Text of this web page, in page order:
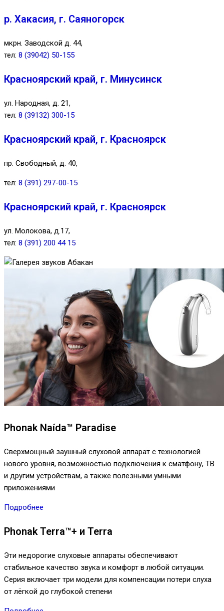
р. Хакасия, г. Саяногорск
мкрн. Заводской д. 44,
тел: 8 (39042) 50-155
Красноярский край, г. Минусинск
ул. Народная, д. 21,
тел: 8 (39132) 300-15
Красноярский край, г. Красноярск
пр. Свободный, д. 40,
тел: 8 (391) 297-00-15
Красноярский край, г. Красноярск
ул. Молокова, д.17,
тел: 8 (391) 200 44 15
Phonak Naída™ Paradise
Сверхмощный заушный слуховой аппарат с технологией
нового уровня, возможностью подключения к сматфону, ТВ
и другим устройствам, а также полезными умными
приложениями
Подробнее
Phonak Terra™+ и Terra
Эти недорогие слуховые аппараты обеспечивают
стабильное качество звука и комфорт в любой ситуации.
Серия включает три модели для компенсации потери слуха
от лёгкой до глубокой степени